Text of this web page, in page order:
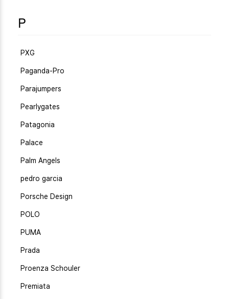
P
PXG
Paganda-Pro
Parajumpers
Pearlygates
Patagonia
Palace
Palm Angels
pedro garcia
Porsche Design
POLO
PUMA
Prada
Proenza Schouler
Premiata